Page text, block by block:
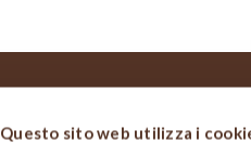
Questo sito web utilizza i